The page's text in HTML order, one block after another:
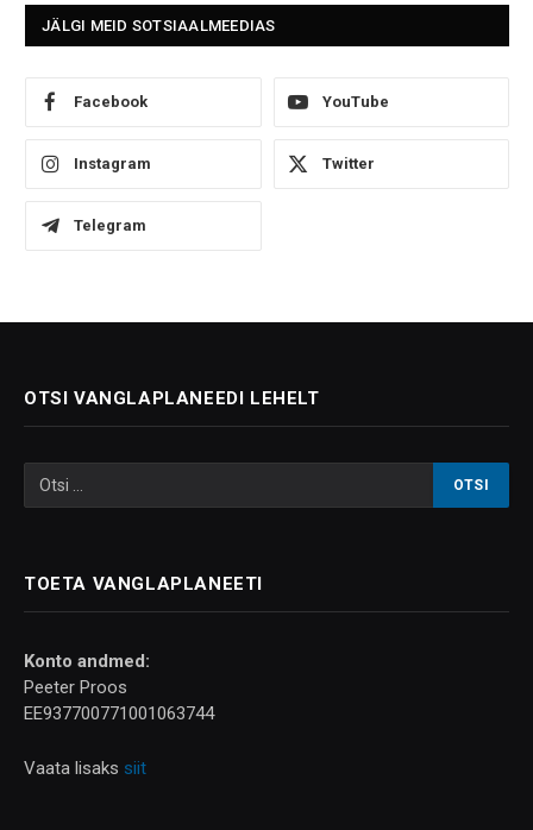
JÄLGI MEID SOTSIAALMEEDIAS
Facebook YouTube
Instagram Twitter
Telegram
OTSI VANGLAPLANEEDI LEHELT
TOETA VANGLAPLANEETI
Konto andmed:
Peeter Proos
EE937700771001063744
Vaata lisaks siit